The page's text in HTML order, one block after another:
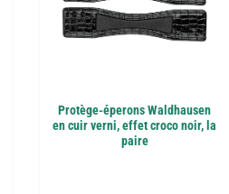
Protège-éperons Waldhausen
en cuir verni, effet croco noir, la
paire